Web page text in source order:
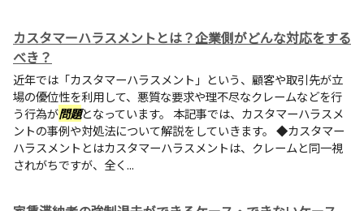
カスタマーハラスメントとは？企業側がどんな対応をする
べき？
近年では「カスタマーハラスメント」という、顧客や取引先が立
場の優位性を利用して、悪質な要求や理不尽なクレームなどを行
う行為が問題となっています。 本記事では、カスタマーハラスメ
ントの事例や対処法について解説をしていきます。 ◆カスタマー
ハラスメントとはカスタマーハラスメントは、クレームと同一視
されがちですが、全く...